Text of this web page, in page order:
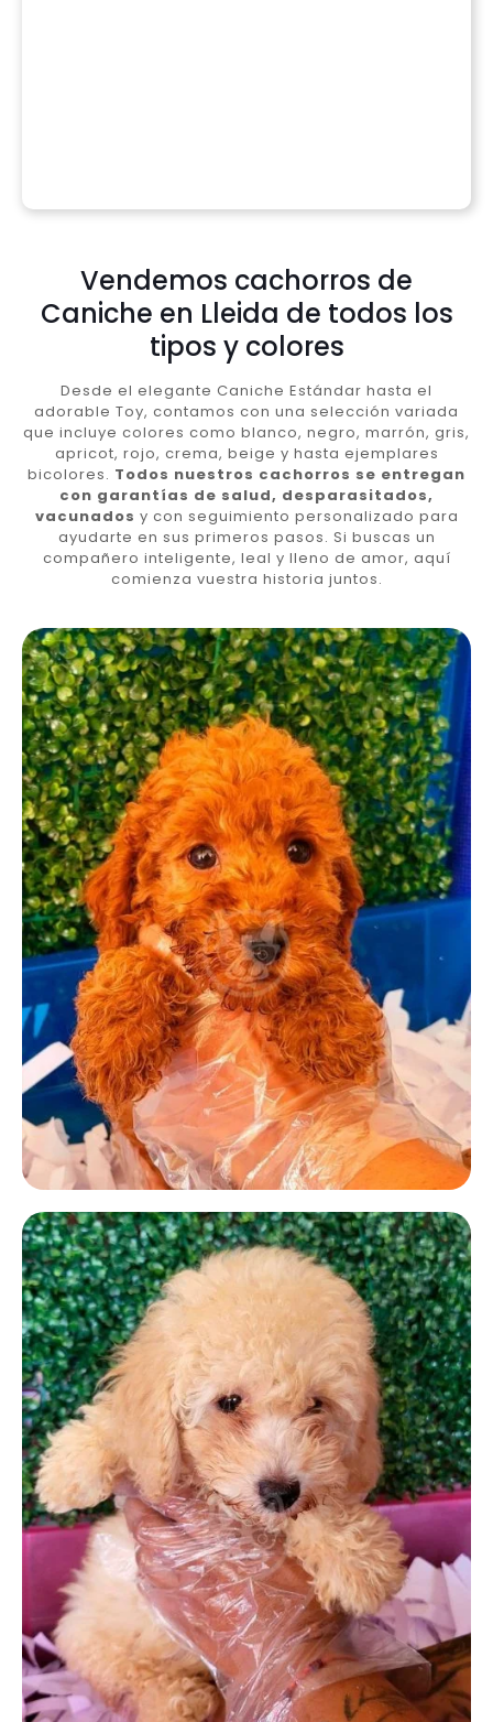
Vendemos cachorros de
Caniche en Lleida de todos los
tipos y colores
Desde el elegante Caniche Estándar hasta el
adorable Toy, contamos con una selección variada
que incluye colores como blanco, negro, marrón, gris,
apricot, rojo, crema, beige y hasta ejemplares
bicolores. Todos nuestros cachorros se entregan
con garantías de salud, desparasitados,
vacunados y con seguimiento personalizado para
ayudarte en sus primeros pasos. Si buscas un
compañero inteligente, leal y lleno de amor, aquí
comienza vuestra historia juntos.